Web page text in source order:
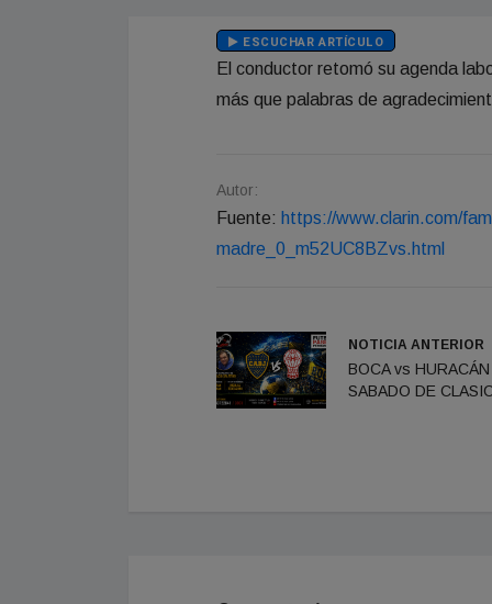
ESCUCHAR ARTÍCULO
El conductor retomó su agenda
más que palabras de
Autor:
Fuente: https://www.clarin.com/
madre_0_m52UC8BZvs.html
NOTICIA ANTERIOR
BOCA vs HURACÁN
SABADO DE